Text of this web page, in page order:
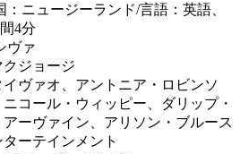
ニュージーランド/言語：英語、
4分
ヴァ
ジョージ
ヴァオ、アントニア・ロビンソ
コール・ウィッピー、ダリップ・
ーヴァイン、アリソン・ブルース
ーテインメント